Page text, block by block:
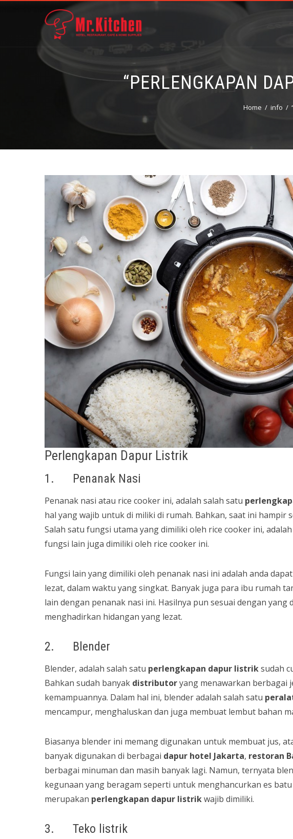
“PERLENGKAPAN
Home info
Perlengkapan Dapur Listrik
1. Penanak Nasi
Penanak nasi atau rice cooker ini, adalah salah satu
hal yang wajib untuk di miliki di rumah. Bahkan, saat ini hampir
Salah satu fungsi utama yang dimiliki oleh rice cooker ini,
fungsi lain juga dimiliki oleh rice cooker ini.
Fungsi lain yang dimiliki oleh penanak nasi ini adalah anda
lezat, dalam waktu yang singkat. Banyak juga para ibu rumah
lain dengan penanak nasi ini. Hasilnya pun sesuai dengan
menghadirkan hidangan yang lezat.
2. Blender
Blender, adalah salah satu perlengkapan dapur listriksudah
Bahkan sudah banyak distributoryang menawarkan berbagai
kemampuannya. Dalam hal ini, blender adalah salah satu
mencampur, menghaluskan dan juga membuat lembut bahan
Biasanya blender ini memang digunakan untuk membuat jus,
banyak digunakan di berbagai dapur hotel Jakarta, restoran
berbagai minuman dan masih banyak lagi. Namun, ternyata
kegunaan yang beragam seperti untuk menghancurkan es
merupakan perlengkapan dapur listrikwajib dimiliki.
3. Teko listrik